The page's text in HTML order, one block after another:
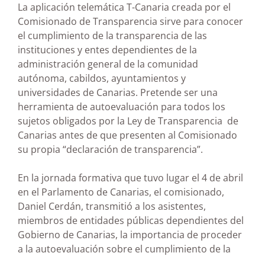
La aplicación telemática T-Canaria creada por el
Comisionado de Transparencia sirve para conocer
el cumplimiento de la transparencia de las
instituciones y entes dependientes de la
administración general de la comunidad
autónoma, cabildos, ayuntamientos y
universidades de Canarias. Pretende ser una
herramienta de autoevaluación para todos los
sujetos obligados por la Ley de Transparencia de
Canarias antes de que presenten al Comisionado
su propia “declaración de transparencia”.
En la jornada formativa que tuvo lugar el 4 de abril
en el Parlamento de Canarias, el comisionado,
Daniel Cerdán, transmitió a los asistentes,
miembros de entidades públicas dependientes del
Gobierno de Canarias, la importancia de proceder
a la autoevaluación sobre el cumplimiento de la